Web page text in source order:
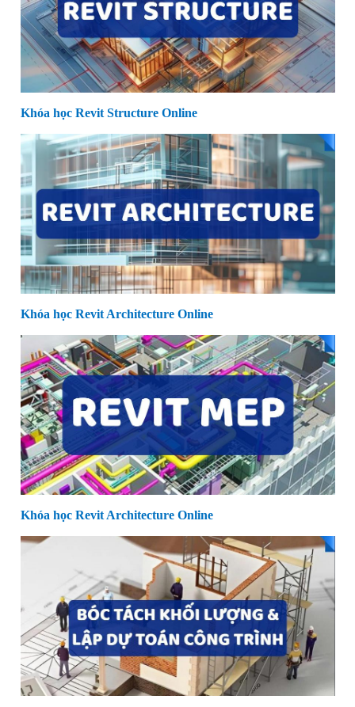
Khóa học Revit Structure Online
Khóa học Revit Architecture Online
Khóa học Revit Architecture Online